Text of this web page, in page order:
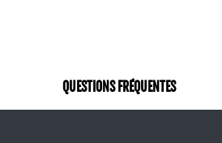
QUESTIONS FRÉQUENTES